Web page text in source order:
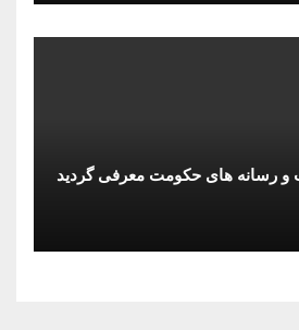
و رسانه های حکومت معرفی گردید